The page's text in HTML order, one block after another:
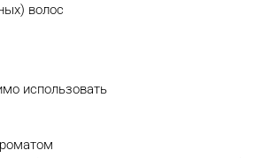
волос
использовать